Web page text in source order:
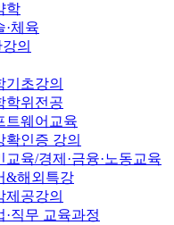
학
·체육
의
기초강의
학위전공
트웨어교육
확인증 강의
교육/경제·금융·노동교육
&해외특강
제공강의
·직무 교육과정